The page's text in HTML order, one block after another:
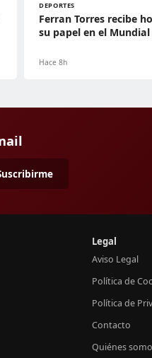
DEPORTES
Ferran Torres recibe
su papel en el Mundial
Hace 8h
Legal
Aviso Legal
Política de
Política de
Contacto
Quiénes